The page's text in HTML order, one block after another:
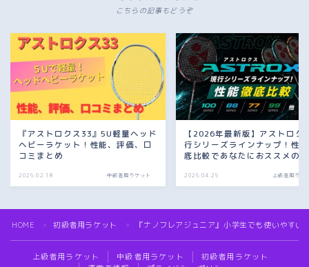
こちらの記事もどうぞ
『アストロクス33』5U軽量ヘッド
ヘビーラケット！性能、評価、口
コミまとめ
2026.02.18 中級者用ラケット
【2026年最新版】アストロク
行シリーズラインナップ！性
底比較であなたにおススメの1
2026.04.29 上級者用ラケ
HOME ＞ 初級者用ラケット ＞ 『ナノフレアジュニア』小学生でも使いやす
上級者用ラケット 中級者用ラケット
初級者用ラケット